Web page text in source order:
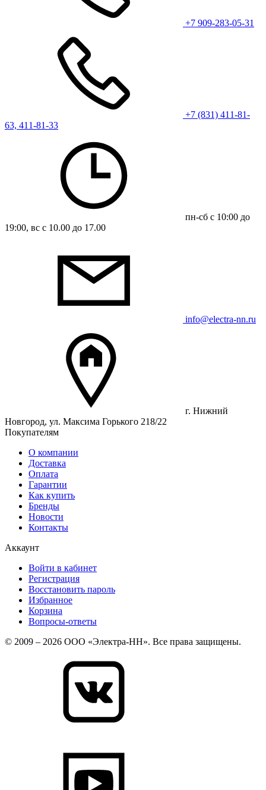
+7 909-283-05-31
+7 (831) 411-81-
63, 411-81-33
пн-сб с 10:00 до
19:00, вс с 10.00 до 17.00
info@electra-nn.ru
г. Нижний
Новгород, ул. Максима Горького 218/22
Покупателям
О компании
Доставка
Оплата
Гарантии
Как купить
Бренды
Новости
Контакты
Аккаунт
Войти в кабинет
Регистрация
Восстановить пароль
Избранное
Корзина
Вопросы-ответы
© 2009 – 2026 ООО «Электра-НН». Все права защищены.